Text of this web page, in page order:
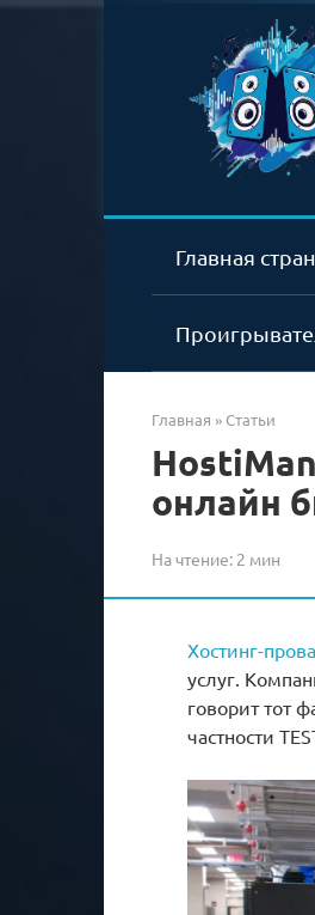
Главная
Главная »Статьи
онлайн
На чтение: 2 мин
Хостинг-
услуг.
говорит тот
частности